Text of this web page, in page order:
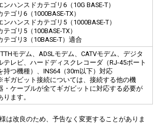
ンハンスドカテゴリ6（10G BASE-T）
テゴリ6（1000BASE-TX）
ンハンスドカテゴリ5（1000BASE-T）
テゴリ5（100BASE-TX）
テゴリ3（10BASE-T）適合
モデム、ADSLモデム、CATVモデム、デジタ
テレビ、ハードディスクレコーダ（RJ-45ポート
持つ機種）、INS64（30m以下）対応
ギガビット接続については、接続する他の機
・ケーブルが全てギガビットに対応する必要が
ります。
は改良のため、予告なく変更することがありま